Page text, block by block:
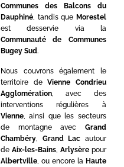
Communes des Balcons du
Dauphiné, tandis que Morestel
est desservie via la
Communauté de Communes
Bugey Sud.
Nous couvrons également le
territoire deVienne Condrieu
Agglomération, avec des
interventions régulières à
Vienne, ainsi que les secteurs
de montagne avec Grand
Chambéry, Grand Lac autour
de Aix-les-Bains, Arlysèrepour
Albertville, ou encore la Haute